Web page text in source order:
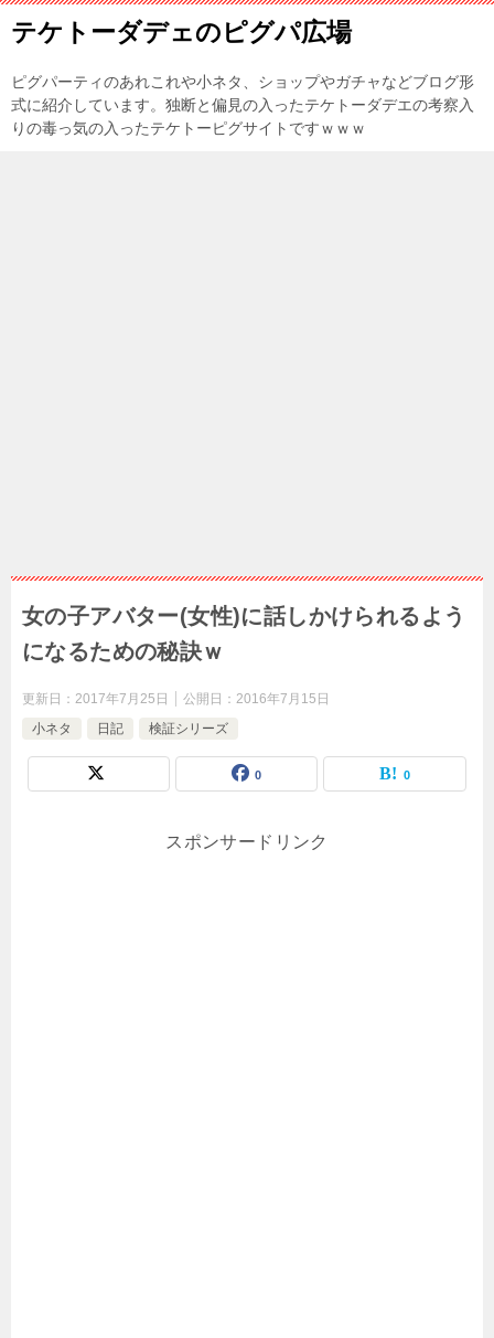
テケトーダデェのピグパ広場
ピグパーティのあれこれや小ネタ、ショップやガチャなどブログ形
式に紹介しています。独断と偏見の入ったテケトーダデエの考察入
りの毒っ気の入ったテケトーピグサイトですｗｗｗ
女の子アバター(女性)に話しかけられるよう
になるための秘訣ｗ
更新日： 2017年7月25日 公開日： 2016年7月15日
小ネタ
日記 検証シリーズ
0 0
スポンサードリンク